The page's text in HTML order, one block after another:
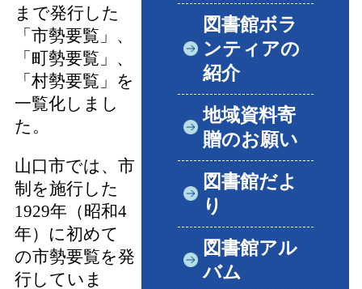
まで発行した
「市勢要覧」、
「町勢要覧」、
「村勢要覧」を
一覧化しまし
た。
山口市では、市
制を施行した
1929年（昭和4
年）に初めて
の市勢要覧を発
行していま
図書館ボラ
ンティアの
紹介
地域資料寄
贈のお願い
図書館だよ
り
図書館アル
バム